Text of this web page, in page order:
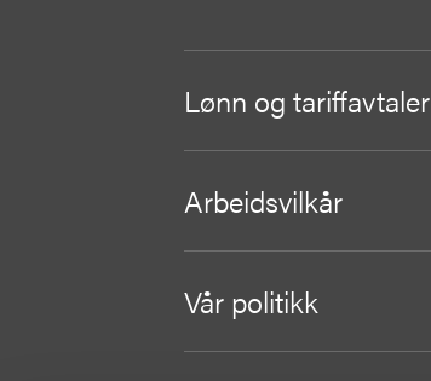
Lønn og tariffavtaler
Arbeidsvilkår
Vår politikk